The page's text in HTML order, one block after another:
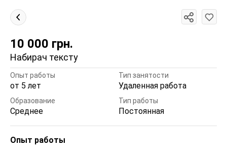
10 000 грн.
Набирач тексту
Опыт работы
от 5 лет
Тип занятости
Удаленная работа
Образование
Среднее
Тип работы
Постоянная
Опыт работы